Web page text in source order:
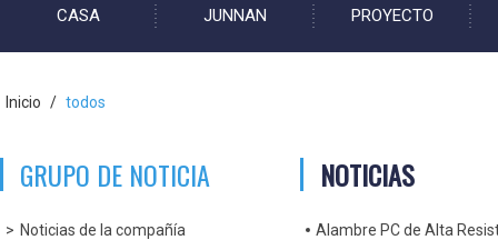
CASA JUNNAN PROYECTO
Inicio / todos
GRUPO DE NOTICIA
Noticias de la compañía
NOTICIAS
Alambre PC de Alta